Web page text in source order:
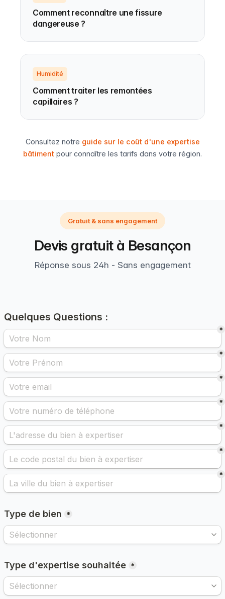
Comment reconnaître une fissure
dangereuse ?
Humidité
Comment traiter les remontées
capillaires ?
Consultez notre guide sur le coût d'une expertise
bâtiment pour connaître les tarifs dans votre région.
Gratuit & sans engagement
Devis gratuit à Besançon
Réponse sous 24h - Sans engagement